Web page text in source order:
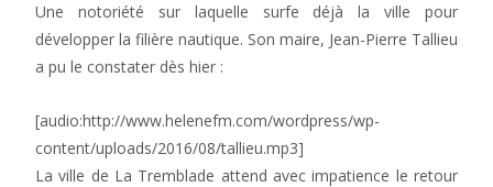
Une notoriété sur laquelle surfe déjà la ville pour
développer la filière nautique. Son maire, Jean-Pierre Tallieu
a pu le constater dès hier :
[audio:http://www.helenefm.com/wordpress/wp-
content/uploads/2016/08/tallieu.mp3]
La ville de La Tremblade attend avec impatience le retour